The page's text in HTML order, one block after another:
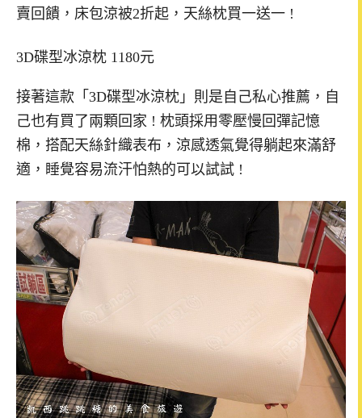
3D碟型冰涼枕 1180元
接著這款「3D碟型冰涼枕」則是自己私心推薦，自
己也有買了兩顆回家 ! 枕頭採用零壓慢回彈記憶
棉，搭配天絲針織表布，涼感透氣覺得躺起來滿舒
適，睡覺容易流汗怕熱的可以試試 !